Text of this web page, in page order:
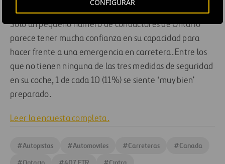
CONFIGURAR
Solo un pequeño número de conductores de Ontario
parece tener mucha confianza en su capacidad para
hacer frente a una emergencia en carretera. Entre los
que no tienen ninguna de las tres medidas de seguridad
en su coche, 1 de cada 10 (11%) se siente ‘muy bien’
preparado.
Leer la encuesta completa.
#Autopistas #Automoviles #Carreteras #Canada